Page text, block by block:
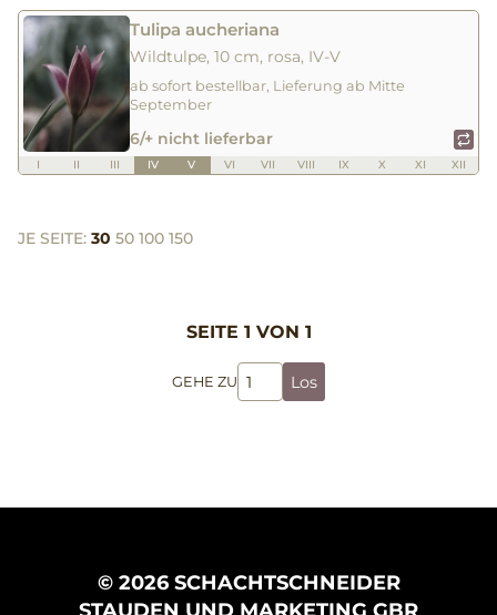
Tulipa aucheriana
Wildtulpe, 10 cm, rosa, IV-V
ab sofort bestellbar, Lieferung ab Mitte
September
6/+ nicht lieferbar
I II III IV V VI VII VIII IX X XI XII
JE SEITE: 30 50 100 150
SEITE 1 VON 1
GEHE ZU Los
© 2026 SCHACHTSCHNEIDER